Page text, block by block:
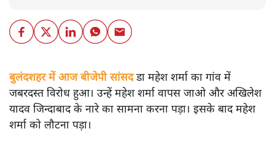
बुलंदशहर में आज बीजेपी सांसद डा महेश शर्मा का गांव में
जबरदस्त विरोध हुआ। उन्हें महेश शर्मा वापस जाओ और अखिलेश
यादव जिन्दाबाद के नारे का सामना करना पड़ा। इसके बाद महेश
शर्मा को लौटना पड़ा।